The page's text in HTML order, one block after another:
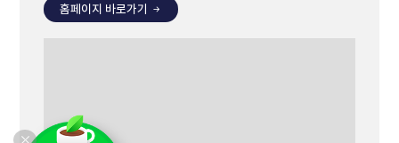
홈페이지 바로가기